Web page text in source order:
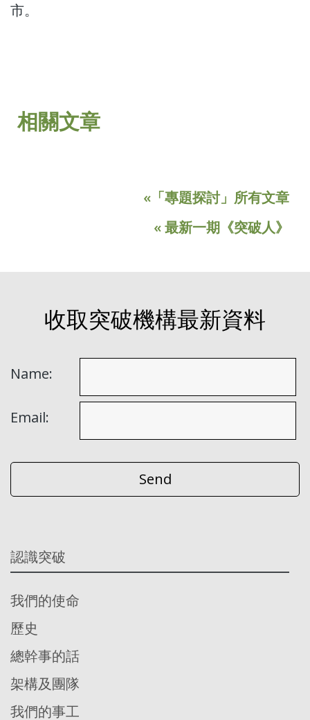
市。
相關文章
«「專題探討」所有文章
« 最新一期《突破人》
收取突破機構最新資料
Name:
Email:
認識突破
我們的使命
歷史
總幹事的話
架構及團隊
我們的事工